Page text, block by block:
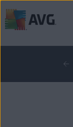
directement